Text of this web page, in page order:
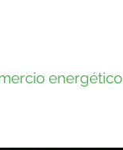
energético